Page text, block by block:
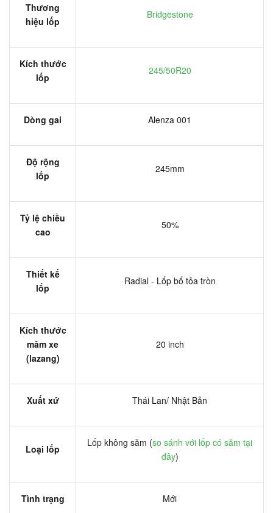
Thương
hiệu lốp
Bridgestone
Kích thước
lốp
245/50R20
Dòng gai Alenza 001
Độ rộng
lốp
245mm
Tỷ lệ chiều
cao
50%
Thiết kế
lốp
Radial - Lốp bố tỏa tròn
Kích thước
mâm xe
(lazang)
20 inch
Xuất xứ Thái Lan/ Nhật Bản
Loại lốp
Lốp không săm (so sánh với lốp có săm tại
đây)
Tình trạng Mới